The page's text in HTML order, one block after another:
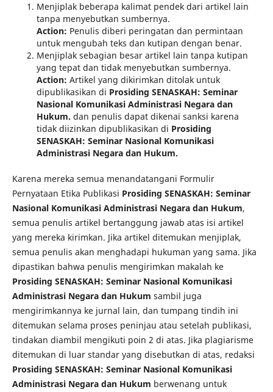
Menjiplak beberapa kalimat pendek dari artikel lain
tanpa menyebutkan sumbernya.
Action: Penulis diberi peringatan dan permintaan
untuk mengubah teks dan kutipan dengan benar.
Menjiplak sebagian besar artikel lain tanpa kutipan
yang tepat dan tidak menyebutkan sumbernya.
Action: Artikel yang dikirimkan ditolak untuk
dipublikasikan di Prosiding SENASKAH: Seminar
Nasional Komunikasi Administrasi Negara dan
Hukum. dan penulis dapat dikenai sanksi karena
tidak diizinkan dipublikasikan di Prosiding
SENASKAH: Seminar Nasional Komunikasi
Administrasi Negara dan Hukum.
Karena mereka semua menandatangani Formulir
Pernyataan Etika Publikasi Prosiding SENASKAH: Seminar
Nasional Komunikasi Administrasi Negara dan Hukum,
semua penulis artikel bertanggung jawab atas isi artikel
yang mereka kirimkan. Jika artikel ditemukan menjiplak,
semua penulis akan menghadapi hukuman yang sama. Jika
dipastikan bahwa penulis mengirimkan makalah ke
Prosiding SENASKAH: Seminar Nasional Komunikasi
Administrasi Negara dan Hukum sambil juga
mengirimkannya ke jurnal lain, dan tumpang tindih ini
ditemukan selama proses peninjau atau setelah publikasi,
tindakan diambil mengikuti poin 2 di atas. Jika plagiarisme
ditemukan di luar standar yang disebutkan di atas, redaksi
Prosiding SENASKAH: Seminar Nasional Komunikasi
Administrasi Negara dan Hukum berwenang untuk